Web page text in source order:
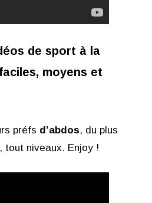
de sport à la
faciles, moyens et
préfs d’abdos, du plus
tout niveaux. Enjoy !